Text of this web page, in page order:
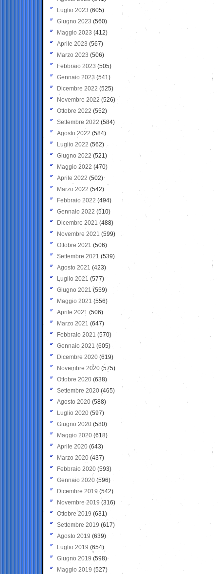
Luglio 2023 (605)
Giugno 2023 (560)
Maggio 2023 (412)
Aprile 2023 (567)
Marzo 2023 (506)
Febbraio 2023 (505)
Gennaio 2023 (541)
Dicembre 2022 (525)
Novembre 2022 (526)
Ottobre 2022 (552)
Settembre 2022 (584)
Agosto 2022 (584)
Luglio 2022 (562)
Giugno 2022 (521)
Maggio 2022 (470)
Aprile 2022 (502)
Marzo 2022 (542)
Febbraio 2022 (494)
Gennaio 2022 (510)
Dicembre 2021 (488)
Novembre 2021 (599)
Ottobre 2021 (506)
Settembre 2021 (539)
Agosto 2021 (423)
Luglio 2021 (577)
Giugno 2021(559)
Maggio 2021 (556)
Aprile 2021 (506)
Marzo 2021 (647)
Febbraio 2021 (570)
Gennaio 2021 (605)
Dicembre 2020 (619)
Novembre 2020 (575)
Ottobre 2020 (638)
Settembre 2020(465)
Agosto 2020 (588)
Luglio 2020 (597)
Giugno 2020 (580)
Maggio 2020 (618)
Aprile 2020 (643)
Marzo 2020 (437)
Febbraio 2020 (593)
Gennaio 2020 (596)
Dicembre 2019 (542)
Novembre 2019 (316)
Ottobre 2019 (631)
Settembre 2019 (617)
Agosto 2019 (639)
Luglio 2019 (654)
Giugno 2019 (598)
Maggio 2019 (527)